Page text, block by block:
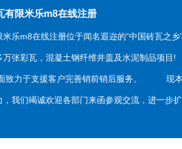
有限米乐m8在线注册
m8在线注册位于闻名遐迩的“中国砖瓦之乡
万张彩瓦，混凝土钢纤维井盖及水泥制品项
致力于支援客户完善销前销后服务。 现本
，我们竭诚欢迎各部门来函参观交流，进一